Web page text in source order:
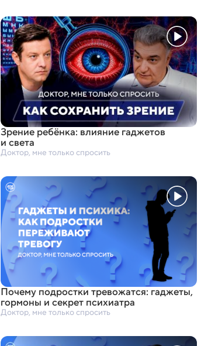
Зрение ребёнка: влияние гаджетов
и света
Доктор, мне только спросить
Почему подростки тревожатся: гаджеты,
гормоны и секрет психиатра
Доктор, мне только спросить